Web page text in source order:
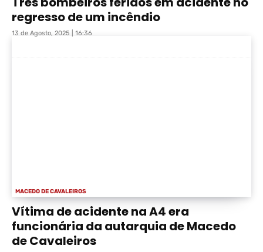
regresso de um incêndio
13 de Agosto, 2025 | 16:36
MACEDO DE CAVALEIROS
Vítima de acidente na A4 era
funcionária da autarquia de Macedo
de Cavaleiros